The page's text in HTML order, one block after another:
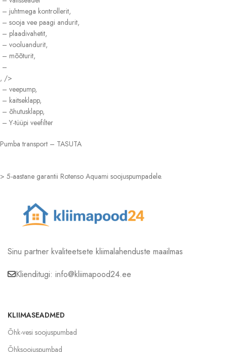
– juhtmega kontrollerit,
– sooja vee paagi andurit,
– plaadivahetit,
– vooluandurit,
– mõõturit,
–
, />
– veepump,
– kaitseklapp,
– õhutusklapp,
– Y-tüüpi veefilter
Pumba transport – TASUTA
> 5-aastane garantii Rotenso Aquami soojuspumpadele.
Sinu partner kvaliteetsete kliimalahenduste maailmas
Klienditugi: info@kliimapood24.ee
KLIIMASEADMED
Õhk-vesi soojuspumbad
Õhksoojuspumbad